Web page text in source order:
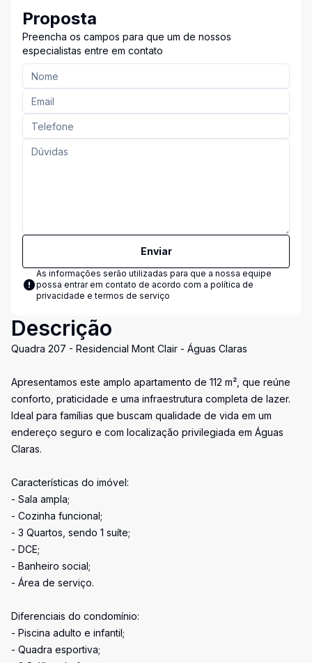
Proposta
Preencha os campos para que um de nossos
especialistas entre em contato
Enviar
As informações serão utilizadas para que a nossa equipe
possa entrar em contato de acordo com a política de
privacidade e termos de serviço
Descrição
Quadra 207 - Residencial Mont Clair - Águas Claras
Apresentamos este amplo apartamento de 112 m², que reúne
conforto, praticidade e uma infraestrutura completa de lazer.
Ideal para famílias que buscam qualidade de vida em um
endereço seguro e com localização privilegiada em Águas
Claras.
Características do imóvel:
- Sala ampla;
- Cozinha funcional;
- 3 Quartos, sendo 1 suíte;
- DCE;
- Banheiro social;
- Área de serviço.
Diferenciais do condomínio:
- Piscina adulto e infantil;
- Quadra esportiva;